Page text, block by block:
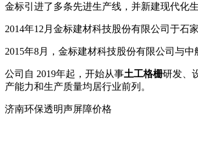
金标引进了多条先进生产线，并新建现代化生
2014年12月金标建材科技股份有限公司于石
2015年8月，金标建材科技股份有限公司与
公司自 2019年起，开始从事土工格栅研发、
产能力和生产质量均居行业前列。
济南环保透明声屏障价格